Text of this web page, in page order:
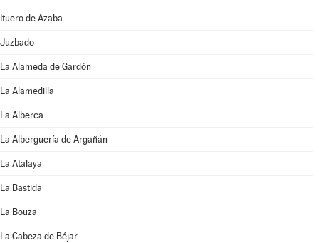
Ituero de Azaba
Juzbado
La Alameda de Gardón
La Alamedilla
La Alberca
La Alberguería de Argañán
La Atalaya
La Bastida
La Bouza
La Cabeza de Béjar